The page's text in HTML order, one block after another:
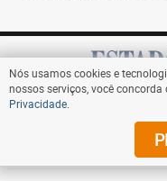
Nós usamos cookies e
nossos serviços, você
Privacidade